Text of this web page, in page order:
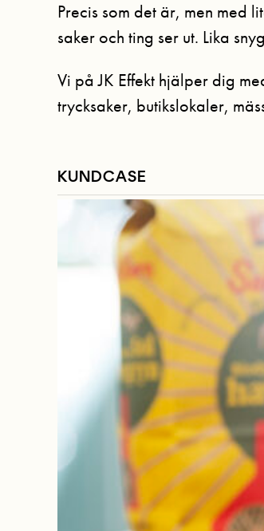
Precis som det är, men med
saker och ting ser ut. Lika
Vi på JK Effekt hjälper dig
trycksaker, butikslokaler,
KUNDCASE